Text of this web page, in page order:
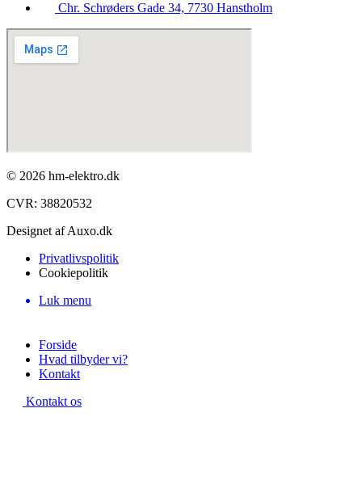
Chr. Schrøders Gade 34, 7730 Hanstholm
© 2026 hm-elektro.dk
CVR: 38820532​
Designet af Auxo.dk
Privatlivspolitik
Cookiepolitik
Luk menu
Forside
Hvad tilbyder vi?
Kontakt
Kontakt os